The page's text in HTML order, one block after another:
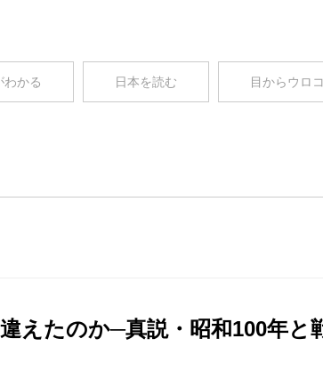
わかる 日本を読む 目からウロ
えたのか─真説・昭和100年と